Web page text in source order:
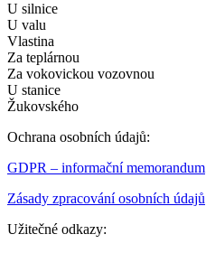
U silnice
U valu
Vlastina
Za teplárnou
Za vokovickou vozovnou
U stanice
Žukovského
Ochrana osobních údajů:
GDPR – informační memorandum
Zásady zpracování osobních údajů
Užitečné odkazy: